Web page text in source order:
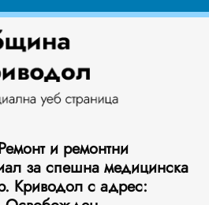
и ремонтни
за спешна медицинска
с адрес: